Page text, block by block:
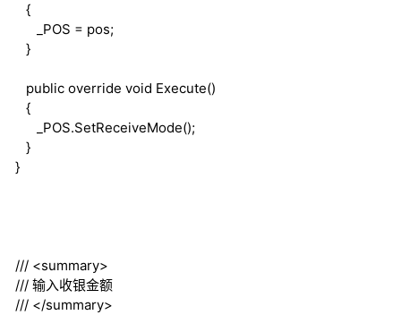
{
_POS = pos;
}
public override void Execute()
{
_POS.SetReceiveMode();
}
}
/// <summary>
/// 输入收银金额
/// </summary>